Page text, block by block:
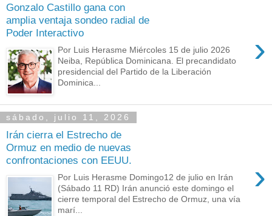
Gonzalo Castillo gana con
amplia ventaja sondeo radial de
Poder Interactivo
›
Por Luis Herasme Miércoles 15 de julio 2026
Neiba, República Dominicana. El precandidato
presidencial del Partido de la Liberación
Dominica...
sábado, julio 11, 2026
Irán cierra el Estrecho de
Ormuz en medio de nuevas
confrontaciones con EEUU.
›
Por Luis Herasme Domingo12 de julio en Irán
(Sábado 11 RD) Irán anunció este domingo el
cierre temporal del Estrecho de Ormuz, una vía
marí...